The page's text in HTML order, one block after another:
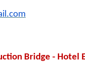
Bridge - Hotel